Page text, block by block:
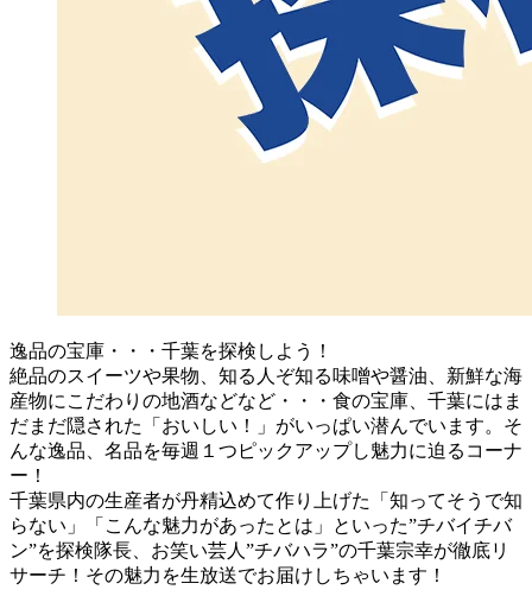
逸品の宝庫・・・千葉を探検しよう！
絶品のスイーツや果物、知る人ぞ知る味噌や醤油、新鮮な海
産物にこだわりの地酒などなど・・・食の宝庫、千葉にはま
だまだ隠された「おいしい！」がいっぱい潜んでいます。そ
んな逸品、名品を毎週１つピックアップし魅力に迫るコーナ
ー！
千葉県内の生産者が丹精込めて作り上げた「知ってそうで知
らない」「こんな魅力があったとは」といった”チバイチバ
ン”を探検隊長、お笑い芸人”チバハラ”の千葉宗幸が徹底リ
サーチ！その魅力を生放送でお届けしちゃいます！